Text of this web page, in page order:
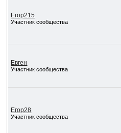
Егор215
Участник сообщества
Евген
Участник сообщества
Егор28
Участник сообщества